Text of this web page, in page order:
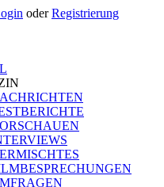
oderRegistrierung